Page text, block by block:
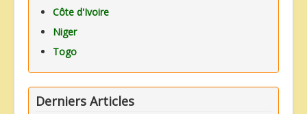
Côte d'Ivoire
Niger
Togo
Derniers Articles